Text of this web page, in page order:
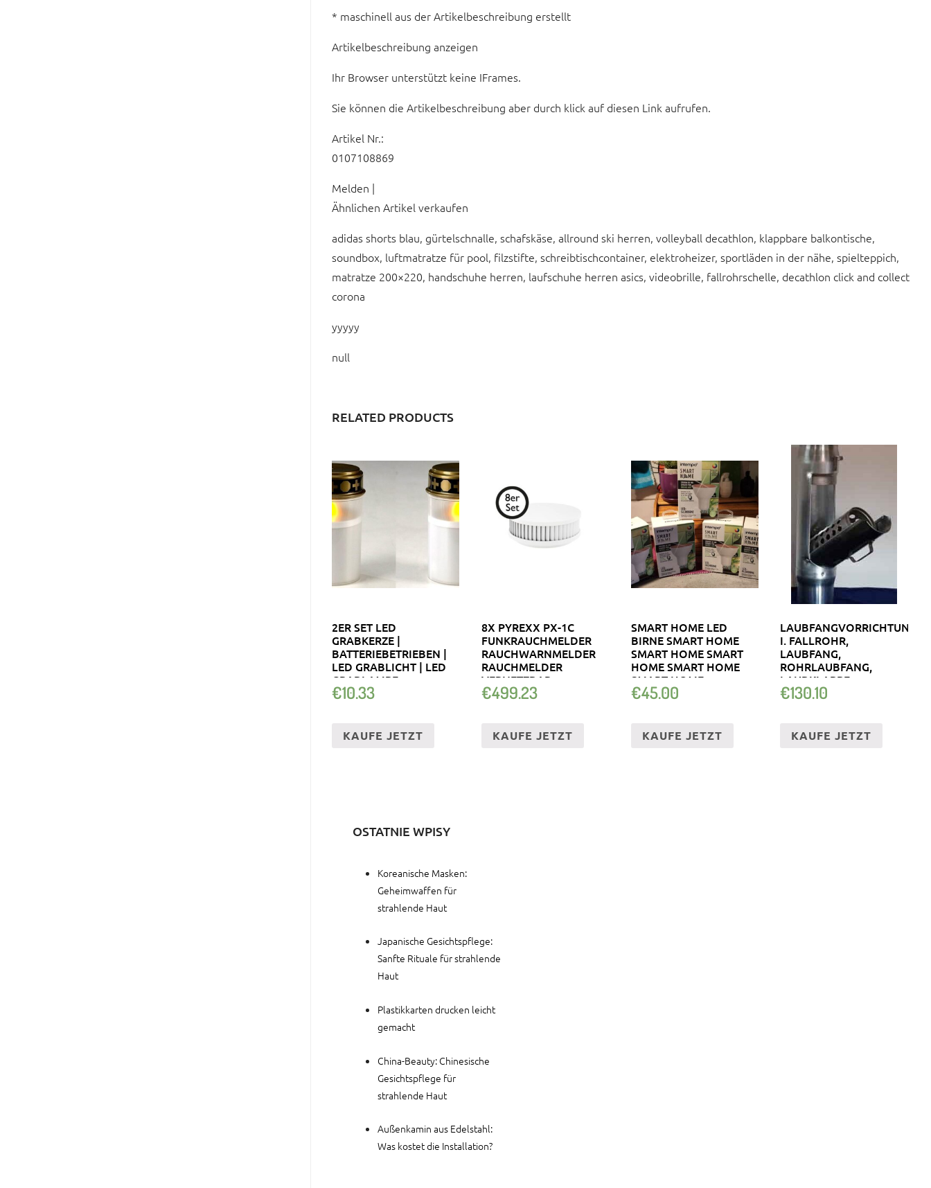
* maschinell aus der Artikelbeschreibung erstellt
Artikelbeschreibung anzeigen
Ihr Browser unterstützt keine IFrames.
Sie können die Artikelbeschreibung aber durch klick auf diesen Link aufrufen.
Artikel Nr.:
0107108869
Melden |
Ähnlichen Artikel verkaufen
adidas shorts blau, gürtelschnalle, schafskäse, allround ski herren, volleyball decathlon, klappbare balkontische,
soundbox, luftmatratze für pool, filzstifte, schreibtischcontainer, elektroheizer, sportläden in der nähe, spielteppich,
matratze 200×220, handschuhe herren, laufschuhe herren asics, videobrille, fallrohrschelle, decathlon click and collect
corona
yyyyy
null
RELATED PRODUCTS
2ER SET LED
GRABKERZE |
BATTERIEBETRIEBEN |
LED GRABLICHT | LED
GRABLAMPE
€10.33
KAUFE JETZT
8X PYREXX PX-1C
FUNKRAUCHMELDER
RAUCHWARNMELDER
RAUCHMELDER
VERNETZBAR
€499.23
KAUFE JETZT
SMART HOME LED
BIRNE SMART HOME
SMART HOME SMART
HOME SMART HOME
SMART HOME
€45.00
KAUFE JETZT
LAUBFANGVORRICHTUNG
I. FALLROHR,
LAUBFANG,
ROHRLAUBFANG,
LAUBKLAPPE
€130.10
KAUFE JETZT
OSTATNIE WPISY
Koreanische Masken:
Geheimwaffen für
strahlende Haut
Japanische Gesichtspflege:
Sanfte Rituale für strahlende
Haut
Plastikkarten drucken leicht
gemacht
China-Beauty: Chinesische
Gesichtspflege für
strahlende Haut
Außenkamin aus Edelstahl:
Was kostet die Installation?